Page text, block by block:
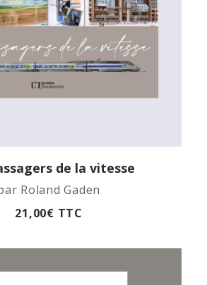
APERÇU RAPIDEde la vitesse
Roland Gaden
21,00€ TTC